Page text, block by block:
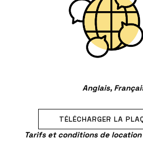
Anglais,
TÉLÉCHARGER LA
Tarifs et conditions de